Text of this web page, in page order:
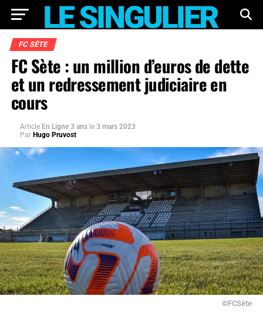
FC SÈTE
FC Sète : un million d’euros de dette
et un redressement judiciaire en
cours
Article En Ligne 3 ans le 3 mars 2023
Par Hugo Pruvost
©FCSète